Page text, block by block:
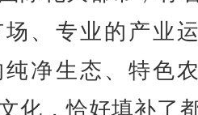
、专业的产业
净生态、特色
化，恰好填补了